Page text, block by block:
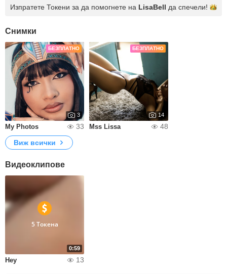
Изпратете Токени за да помогнете на LisaBell да спечели!
Снимки
БЕЗПЛАТНО
3
My Photos 33
БЕЗПЛАТНО
14
Mss Lissa
48
Виж всички
Видеоклипове
0:59
5 Токена
Hey 13